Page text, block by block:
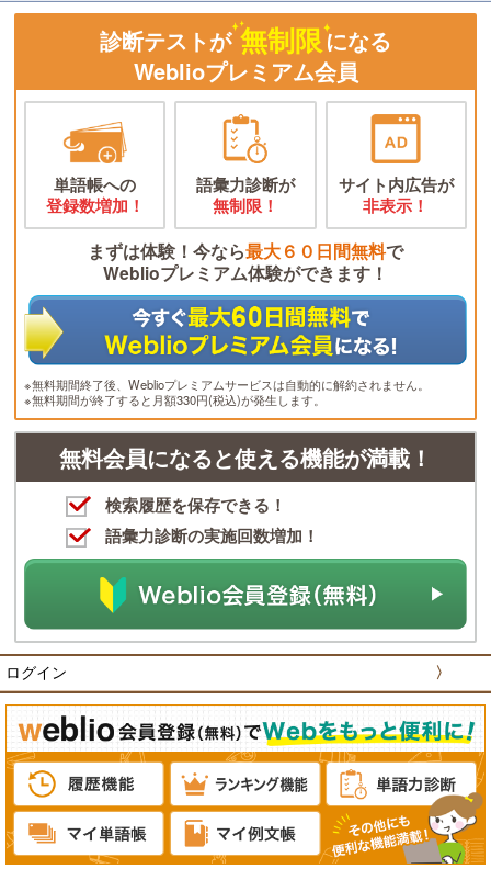
診断テストが 無制限になる
Weblioプレミアム会員
単語帳への
登録数増加！
語彙力診断が
無制限！
サイト内広告が
非表示！
まずは体験！今なら最大６０日間無料で
Weblioプレミアム体験ができます！
※無料期間終了後、Weblioプレミアムサービスは自動的に解約されません。
※無料期間が終了すると月額330円(税込)が発生します。
無料会員になると使える機能が満載！
検索履歴を保存できる！
語彙力診断の実施回数増加！
ログイン 〉